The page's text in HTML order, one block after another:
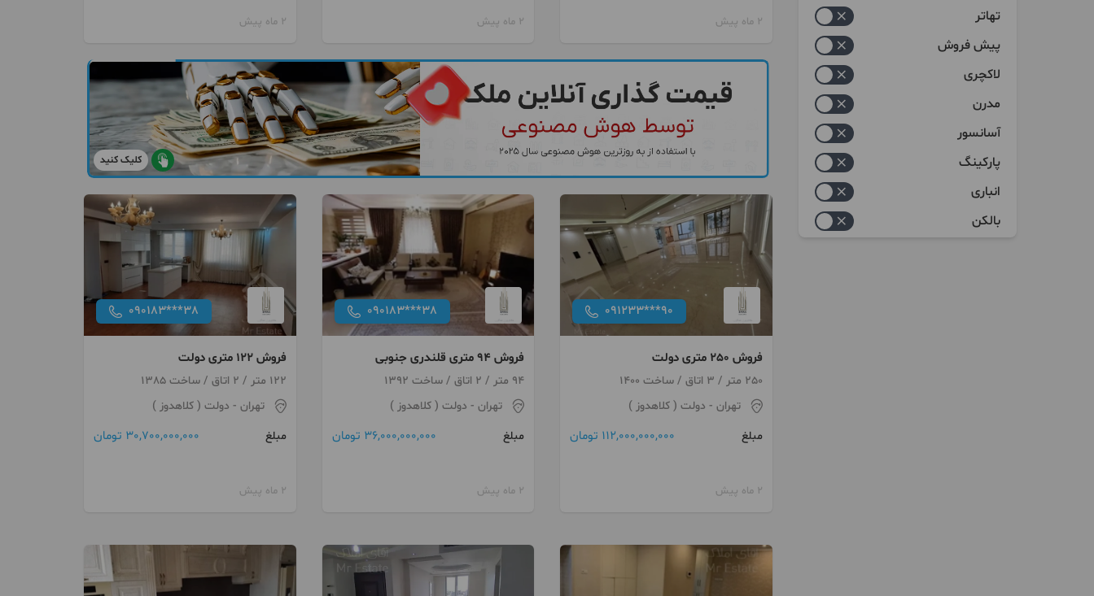
تهاتر
پیش فروش
لاکچری
مدرن
آسانسور
پارکینگ
انباری
بالکن
2 ماه پیش 2 ماه پیش 2 ماه پیش
کلیک کنید
091233***90
فروش 250 متری دولت
250 متر / 3 اتاق / ساخت 1400
تهران - دولت ( کلاهدوز )
مبلغ
112,000,000,000 تومان
2 ماه پیش
090183***38
فروش 94 متری قلندری جنوبی
94 متر / 2 اتاق / ساخت 1392
تهران- دولت ( کلاهدوز )
مبلغ
36,000,000,000 تومان
2 ماه پیش
090183***38
فروش 122 متری دولت
122 متر / 2 اتاق / ساخت 1385
تهران - دولت ( کلاهدوز )
مبلغ
30,700,000,000 تومان
2 ماه پیش